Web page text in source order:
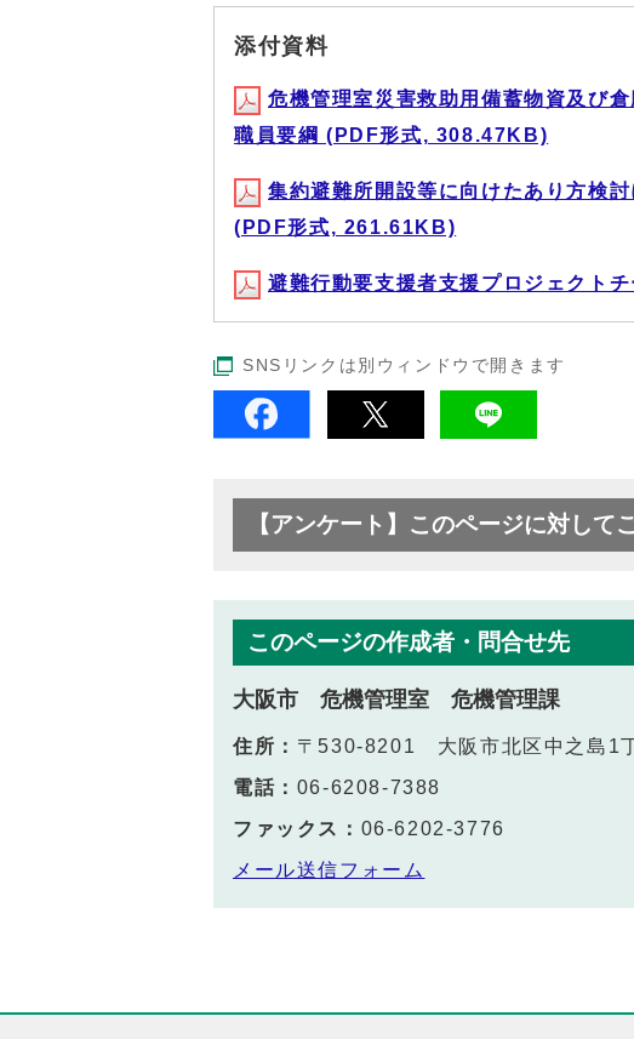
添付資料
危機管理室災害救助用備蓄物資及び
職員要綱 (PDF形式, 308.47KB)
集約避難所開設等に向けたあり方検
(PDF形式, 261.61KB)
避難行動要支援者支援プロジェクト
SNSリンクは別ウィンドウで開きます
【アンケート】このページに対して
このページの作成者・問合せ先
大阪市 危機管理室 危機管理課
住所： 〒530-8201 大阪市北区中之島1
電話： 06-6208-7388
ファックス： 06-6202-3776
メール送信フォーム